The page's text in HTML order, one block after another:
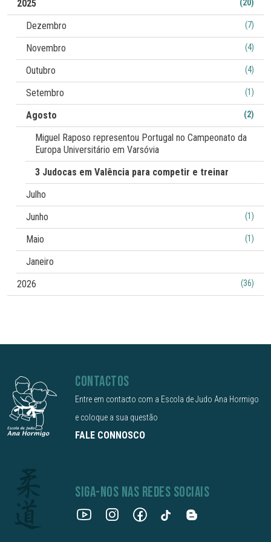
2025 (20)
Dezembro (7)
Novembro (4)
Outubro (4)
Setembro (1)
Agosto (2)
Miguel Raposo representou Portugal no Campeonato da
Europa Universitário em Varsóvia
3 Judocas em Valência para competir e treinar
Julho
Junho
(1)
Maio (1)
Janeiro
2026
(36)
CONTACTOS
Entre em contacto com a Escola de Judo Ana Hormigo
e coloque a sua questão
FALE CONNOSCO
SIGA-NOS NAS REDES SOCIAIS